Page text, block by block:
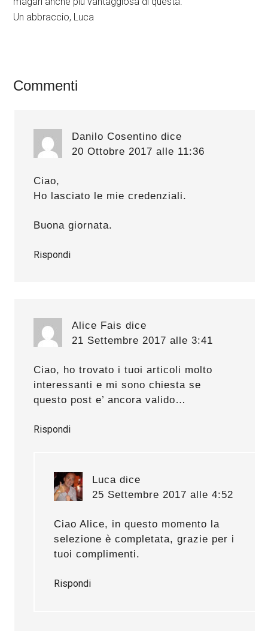
Un abbraccio, Luca
Interazioni
lettore
Commenti
Danilo Cosentino dice
20 Ottobre 2017 alle 11:36
Ciao,
Ho lasciato le mie credenziali.
Buona giornata.
Rispondi
Alice Fais dice
21 Settembre 2017 alle 3:41
Ciao, ho trovato i tuoi articoli molto
interessanti e mi sono chiesta se
questo post e’ ancora valido…
Rispondi
Luca dice
25 Settembre 2017 alle 4:52
Ciao Alice, in questo momento la
selezione è completata, grazie per i
tuoi complimenti.
Rispondi